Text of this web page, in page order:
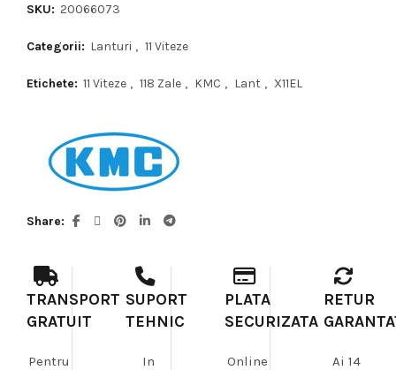
SKU: 20066073
Categorii: Lanturi , 11 Viteze
Etichete: 11 Viteze , 118 Zale , KMC , Lant , X11EL
Share
TRANSPORT
GRATUIT
Pentru
SUPORT
TEHNIC
In
PLATA
SECURIZATA
Online
RETUR
Ai 14